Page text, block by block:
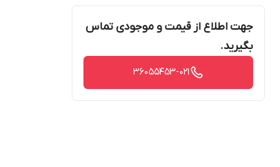
جهت اطلاع از قیمت و موجودی تماس
بگیرید.
36055453-021